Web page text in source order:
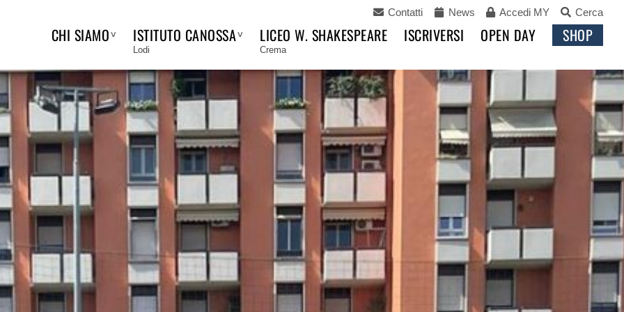
CHI SIAMO ISTITUTO CANOSSA
Lodi
LICEO W. SHAKESPEARE
Crema
ISCRIVERSI OPEN DAY SHOP
Contatti News Accedi MY Cerca